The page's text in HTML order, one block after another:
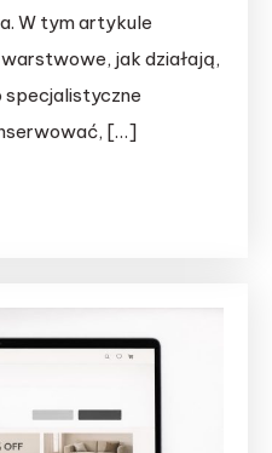
W tym artykule
jak działają,
specjalistyczne
[…]